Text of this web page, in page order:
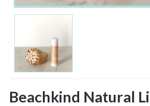
Beachkind Natural